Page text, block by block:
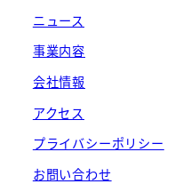
ニュース
事業内容
会社情報
アクセス
プライバシーポリシー
お問い合わせ